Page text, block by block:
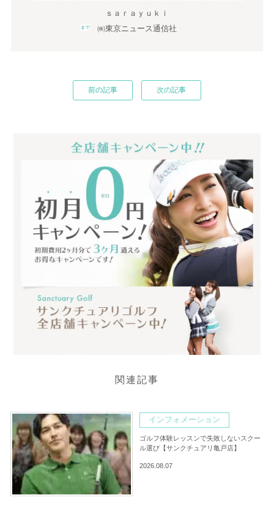
ｓａｒａｙｕｋｉ
㈱東京ニュース通信社
前の記事 次の記事
まで
関連記事
インフォメーション
ゴルフ体験レッスンで失敗しないスクー
ル選び【サンクチュアリ亀戸店】
2026.08.07